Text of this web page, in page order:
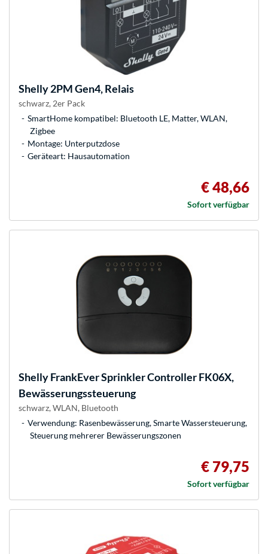
Shelly2PM Gen4, Relais
schwarz, 2er Pack
SmartHome kompatibel: Bluetooth LE, Matter, WLAN,
Zigbee
Montage: Unterputzdose
Geräteart: Hausautomation
€ 48,66
Sofort verfügbar
ShellyFrankEver Sprinkler Controller FK06X,
Bewässerungssteuerung
schwarz, WLAN, Bluetooth
Verwendung: Rasenbewässerung, Smarte Wassersteuerung,
Steuerung mehrerer Bewässerungszonen
€ 79,75
Sofort verfügbar